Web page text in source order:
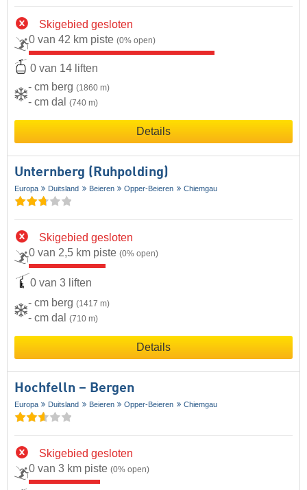
Skigebied gesloten
0 van 42 km piste (0% open)
0 van 14 liften
- cm berg (1860 m)
- cm dal (740 m)
Details
Unternberg (Ruhpolding)
Europa Duitsland Beieren Opper-Beieren Chiemgau
Skigebied gesloten
0 van 2,5 km piste (0% open)
0 van 3 liften
- cm berg (1417 m)
- cm dal (710 m)
Details
Hochfelln – Bergen
Europa Duitsland Beieren Opper-Beieren Chiemgau
Skigebied gesloten
0 van 3 km piste (0% open)